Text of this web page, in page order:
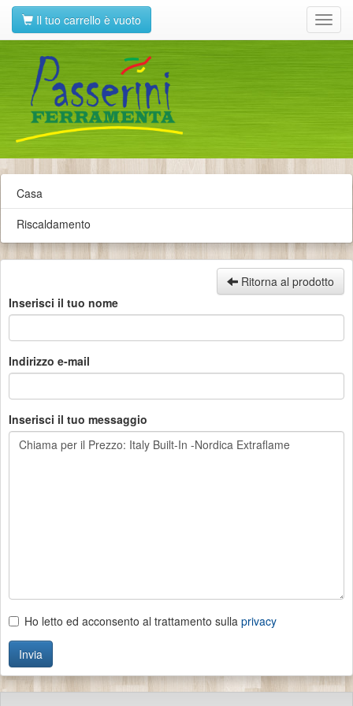
Il tuo carrello è vuoto
Casa
Riscaldamento
Ritorna al prodotto
Inserisci il tuo nome
Indirizzo e-mail
Inserisci il tuo messaggio
Ho letto ed acconsento al trattamento sulla privacy